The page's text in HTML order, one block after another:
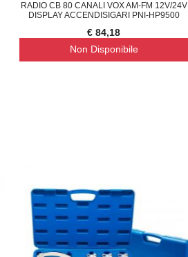
RADIO CB 80 CANALI VOX AM-FM 12V/24V
DISPLAY ACCENDISIGARI PNI-HP9500
€ 84,18
Non Disponibile